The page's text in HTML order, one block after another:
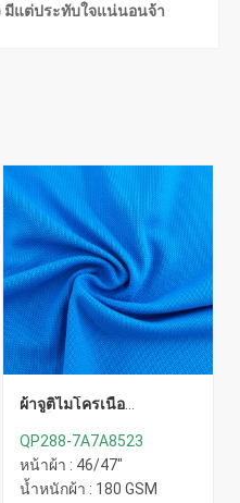
มีแต่ประทับใจแน่นอนจ้า
ผ้าจูติไมโครเนื้อ
QP288-7A7A8523
หน้าผ้า : 46/47"
น้ำหนักผ้า : 180 GSM